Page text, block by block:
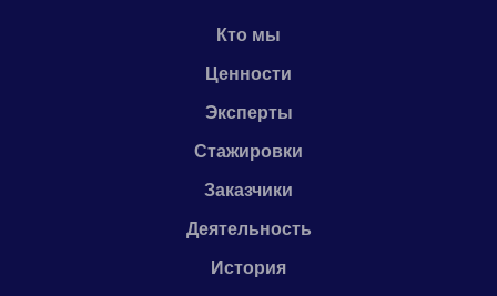
Кто мы
Ценности
Эксперты
Стажировки
Заказчики
Деятельность
История